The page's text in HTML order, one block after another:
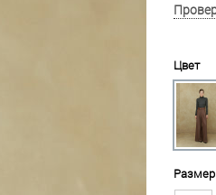
Цвет
Размер